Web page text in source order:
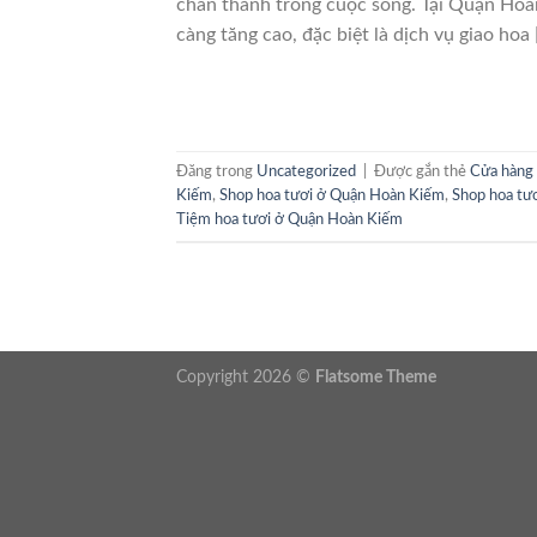
chân thành trong cuộc sống. Tại Quận
càng tăng cao, đặc biệt là dịch vụ giao hoa
Đăng trong Uncategorized Được gắn thẻ Cửa hàng
Kiếm, Shop hoa tươi ở Quận Hoàn Kiếm, Shop hoa
Tiệm hoa tươi ở Quận Hoàn Kiếm
Copyright 2026 © Flatsome Theme